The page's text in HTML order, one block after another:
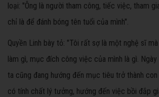
loại: "Ông là người tham công, tiếc việc, tham
chỉ là để đánh bóng tên tuổi của mình".
Quyền Linh bày tỏ: "Tôi rất sợ là một nghệ sĩ
làm gì, mục đích công việc của mình là gì. Ngày
ta cũng đang hướng đến mục tiêu trở thành
có tính chất lý tưởng, hướng đến việc bồi đắp